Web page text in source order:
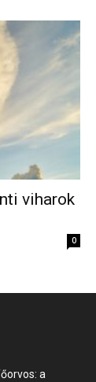
viharok
0
a